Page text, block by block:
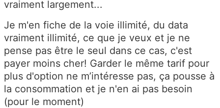
vraiment largement...
Je m'en fiche de la voie illimité, du data
vraiment illimité, ce que je veux et je ne
pense pas être le seul dans ce cas, c'est
payer moins cher! Garder le même tarif pour
plus d'option ne m’intéresse pas, ça pousse à
la consommation et je n'en ai pas besoin
(pour le moment)